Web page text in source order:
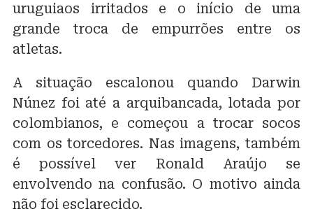
uruguiaos irritados e o início de uma
grande troca de empurrões entre os
atletas.
A situação escalonou quando Darwin
Núnez foi até a arquibancada, lotada por
colombianos, e começou a trocar socos
com os torcedores. Nas imagens, também
é possível ver Ronald Araújo se
envolvendo na confusão. O motivo ainda
não foi esclarecido.